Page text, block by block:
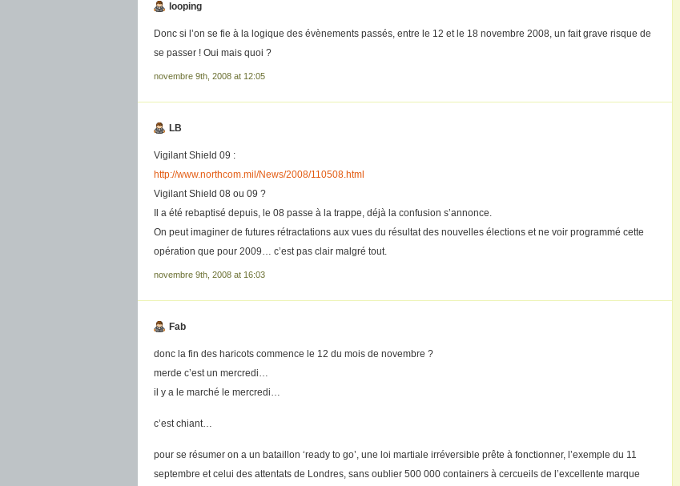
looping
Donc si l’on se fie à la logique des évènements passés, entre le 12 et le 18 novembre 2008, un fait grave risque de
se passer ! Oui mais quoi ?
novembre 9th, 2008 at 12:05
LB
Vigilant Shield 09 :
http://www.northcom.mil/News/2008/110508.html
Vigilant Shield 08 ou 09 ?
Il a été rebaptisé depuis, le 08 passe à la trappe, déjà la confusion s’annonce.
On peut imaginer de futures rétractations aux vues du résultat des nouvelles élections et ne voir programmé cette
opération que pour 2009… c’est pas clair malgré tout.
novembre 9th, 2008 at 16:03
Fab
donc la fin des haricots commence le 12 du mois de novembre ?
merde c’est un mercredi…
il y a le marché le mercredi…
c’est chiant…
pour se résumer on a un bataillon ‘ready to go’, une loi martiale irréversible prête à fonctionner, l’exemple du 11
septembre et celui des attentats de Londres, sans oublier 500 000 containers à cercueils de l’excellente marque